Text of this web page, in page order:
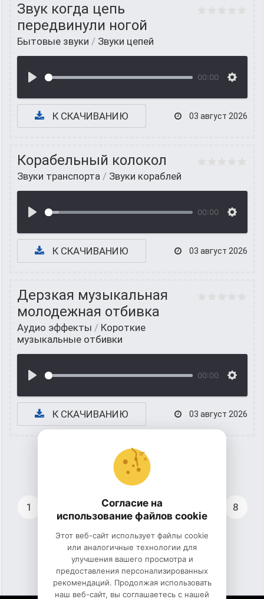
Звук когда цепь
передвинули ногой
Бытовые звуки / Звуки цепей
00:00
К СКАЧИВАНИЮ 03 август 2026
Корабельный колокол
Звуки транспорта / Звуки кораблей
00:00
К СКАЧИВАНИЮ 03 август 2026
Дерзкая музыкальная
молодежная отбивка
Аудио эффекты / Короткие
музыкальные отбивки
00:00
К СКАЧИВАНИЮ 03 август 2026
1 4 5 8
9 10 ... 1157
Согласие на
использование файлов cookie
Этот веб-сайт использует файлы cookie
или аналогичные технологии для
улучшения вашего просмотра и
предоставления персонализированных
рекомендаций. Продолжая использовать
наш веб-сайт, вы соглашаетесь с нашей